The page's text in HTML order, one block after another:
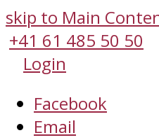
skip to Main
+41 61 485 50 50
Login
Facebook
Email